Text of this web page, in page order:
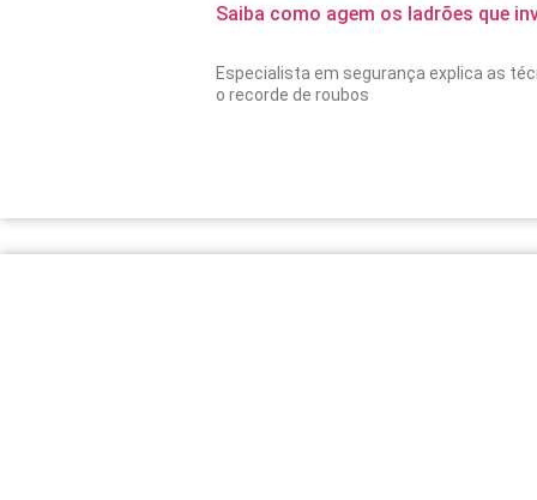
Saiba como agem os ladrões que
Especialista em segurança explica as
o recorde de roubos